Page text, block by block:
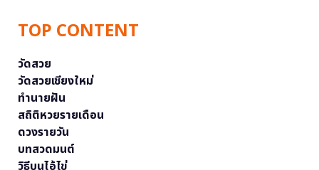
TOP CONTENT
วัดสวย
วัดสวยเชียงใหม่
ทำนายฝัน
สถิติหวยรายเดือน
ดวงรายวัน
บทสวดมนต์
วิธีบนไอ้ไข่